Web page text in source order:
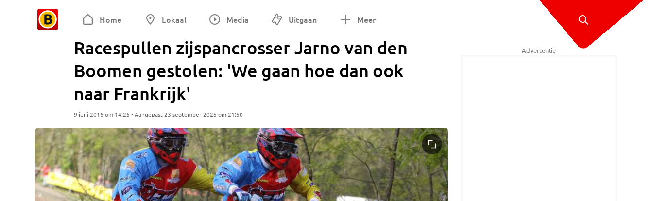
Home Lokaal Media Uitgaan Meer
Racespullen zijspancrosser Jarno van den
Boomen gestolen: 'We gaan hoe dan ook
naar Frankrijk'
9 juni 2016 om 14:25 • Aangepast 23 september 2025 om 21:50
Advertentie